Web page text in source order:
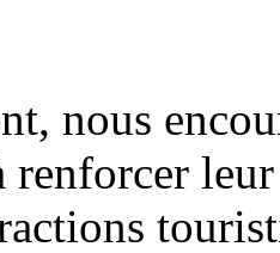
nous
renforcer